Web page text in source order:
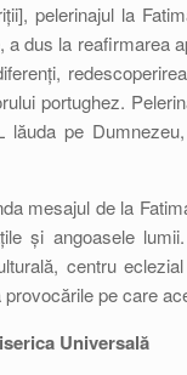
pelerinajul la
dus la reafirmarea
portughez.
lăuda pe
mesajul de la
și angoasele
centru
pe care
Universală